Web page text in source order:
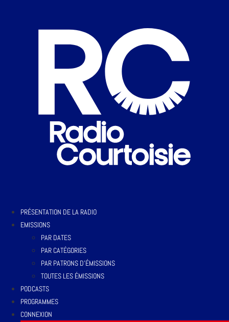
PRÉSENTATION DE LA RADIO
EMISSIONS
PAR DATES
PAR CATÉGORIES
PAR PATRONS D’ÉMISSIONS
TOUTES LES ÉMISSIONS
PODCASTS
PROGRAMMES
CONNEXION